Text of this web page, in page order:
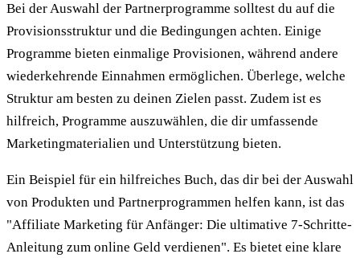
Bei der Auswahl der Partnerprogramme solltest du auf die
Provisionsstruktur und die Bedingungen achten. Einige
Programme bieten einmalige Provisionen, während andere
wiederkehrende Einnahmen ermöglichen. Überlege, welche
Struktur am besten zu deinen Zielen passt. Zudem ist es
hilfreich, Programme auszuwählen, die dir umfassende
Marketingmaterialien und Unterstützung bieten.
Ein Beispiel für ein hilfreiches Buch, das dir bei der Auswahl
von Produkten und Partnerprogrammen helfen kann, ist das
"Affiliate Marketing für Anfänger: Die ultimative 7-Schritte-
Anleitung zum online Geld verdienen". Es bietet eine klare